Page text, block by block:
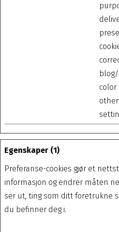
color
Egenskaper (1)
Preferanse-cookies gjør et
informasjon og endrer måten
ser ut, ting som ditt foretrukne
du befinner deg i.